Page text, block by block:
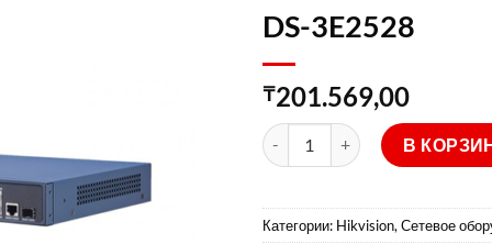
DS-3E2528
₸201.569,00
Количество товара DS-
В
Категории: Hikvision, Сетевое